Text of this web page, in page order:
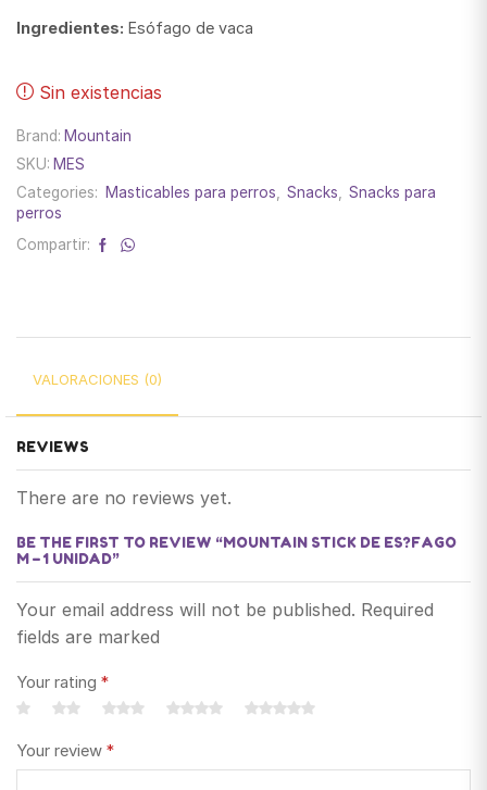
Ingredientes: Esófago de vaca
Sin existencias
Brand: Mountain
SKU: MES
Categories:
Masticables para perros, Snacks, Snacks para
perros
Compartir:
VALORACIONES (0)
REVIEWS
There are no reviews yet.
BE THE FIRST TO REVIEW “MOUNTAIN STICK DE ES?FAGO
M – 1 UNIDAD”
Your email address will not be published. Required
fields are marked
Your rating *
Your review *